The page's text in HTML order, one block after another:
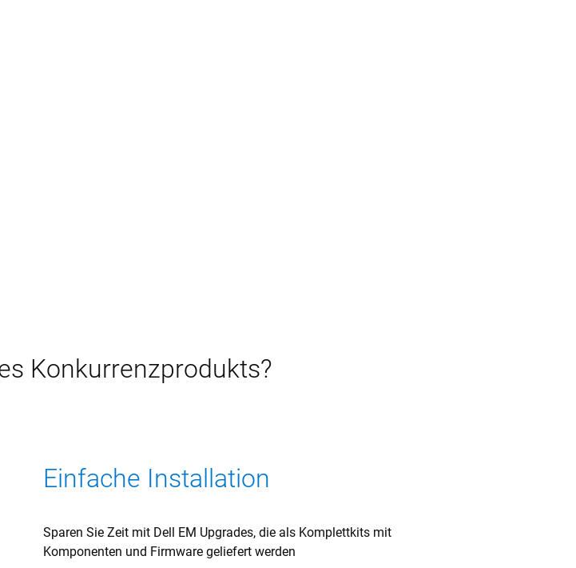
Konkurrenzprodukts?
Einfache Installation
Sparen Sie Zeit mit Dell EM Upgrades, die als Komplettkits mit
Komponenten und Firmware geliefert werden